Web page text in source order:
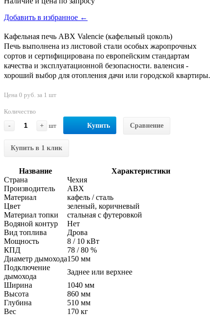
Добавить в избранное ←
Кафельная печь ABX Valencie (кафельный цоколь)
Печь выполнена из листовой стали особых жаропрочных
сортов и сертифицирована по европейским стандартам
качества и эксплуатационной безопасности. валенсия -
хороший выбор для отопления дачи или городской квартиры.
Цена 0 руб. за 1 шт
Количество
-
+ шт Купить Сравнение
Купить в 1 клик
Название
Характеристики
Страна
Чехия
Производитель
ABX
Материал
кафель / сталь
Цвет
зеленый, коричневый
Материал топки
стальная с футеровкой
Водяной контур
Нет
Вид топлива
Дрова
Мощность
8 / 10 кВт
КПД
78 / 80 %
Диаметр дымохода150 мм
Подключение
дымохода
Заднее или верхнее
Ширина
1040 мм
Высота
860 мм
Глубина
510 мм
Вес
170 кг